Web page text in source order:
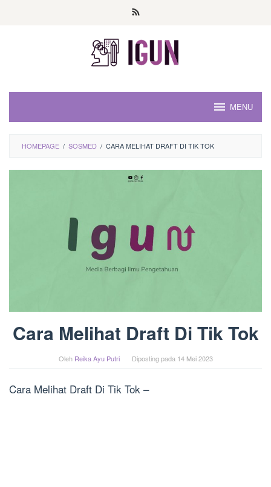
MENU
HOMEPAGE / SOSMED / CARA MELIHAT DRAFT DI TIK TOK
Cara Melihat Draft Di Tik Tok
Oleh Reika Ayu Putri Diposting pada 14 Mei 2023
Cara Melihat Draft Di Tik Tok –